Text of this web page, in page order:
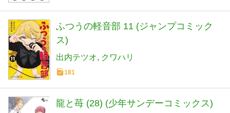
ふつうの軽音部 11 (ジャンプコミック
ス)
出内テツオ クワハリ
181
龍と苺 (28) (少年サンデーコミックス)